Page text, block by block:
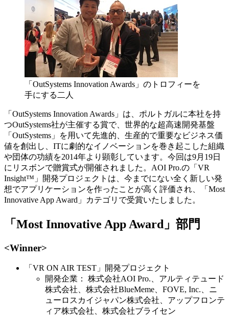
「OutSystems Innovation Awards」のトロフィーを
手にする二人
「OutSystems Innovation Awards」は、ポルトガルに本社を持
つOutSystems社が主催する賞で、世界的な超高速開発基盤
「OutSystems」を用いて先進的、生産的で重要なビジネス価
値を創出し、ITに劇的なイノベーションを巻き起こした組織
や団体の功績を2014年より顕彰しています。今回は9月19日
にリスボンで贈賞式が開催されました。AOI Pro.の「VR
Insight™」開発プロジェクトは、今までにない全く新しい発
想でアプリケーションを作ったことが高く評価され、「Most
Innovative App Award」カテゴリで受賞いたしました。
「Most Innovative App Award」部門
<Winner>
「VR ON AIR TEST」開発プロジェクト
開発企業： 株式会社AOI Pro.、アルティテュード
株式会社、株式会社BlueMeme、FOVE, Inc.、ニ
ューロスカイジャパン株式会社、アップフロンテ
ィア株式会社、株式会社ブライセン